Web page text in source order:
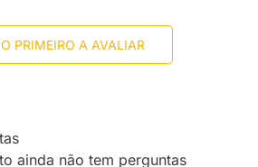
PRIMEIRO A AVALIAR
ainda não tem perguntas